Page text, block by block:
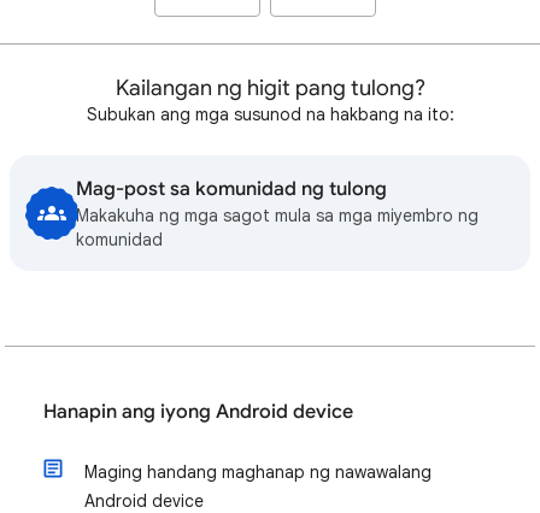
Kailangan ng higit pang tulong?
Subukan ang mga susunod na hakbang na ito:
Mag-post sa komunidad ng tulong
Makakuha ng mga sagot mula sa mga miyembro ng
komunidad
Hanapin ang iyong Android device
Maging handang maghanap ng nawawalang
Android device